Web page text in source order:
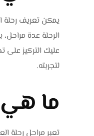
يمكن تعريف رحلة
الرحلة عدة
عليك التركيز
لتجربته.
ما هي
تعبر مراحل رحلة